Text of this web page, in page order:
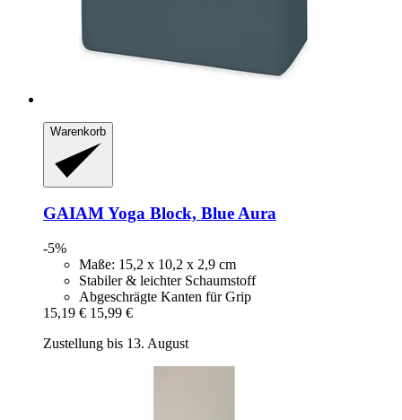
Warenkorb
GAIAMYoga Block, Blue Aura
-5%
Maße: 15,2 x 10,2 x 2,9 cm
Stabiler & leichter Schaumstoff
Abgeschrägte Kanten für Grip
15,19 € 15,99 €
Zustellung bis 13. August